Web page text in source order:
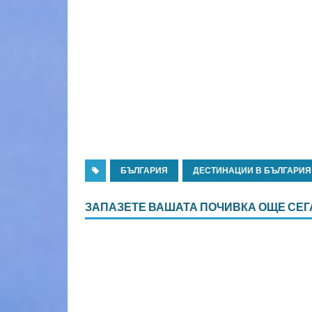
БЪЛГАРИЯ ДЕСТИНАЦИИ В БЪЛГАРИЯ
ЗАПАЗЕТЕ ВАШАТА ПОЧИВКА ОЩЕ